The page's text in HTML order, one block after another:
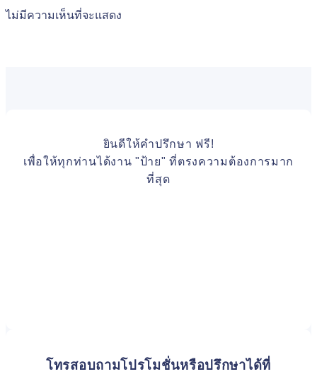
ไม่มีความเห็นที่จะแสดง
ยินดีให้คำปรึกษา ฟรี!
เพื่อให้ทุกท่านได้งาน "ป้าย" ที่ตรงความต้องการมาก
ที่สุด
โทรสอบถามโปรโมชั่นหรือปรึกษาได้ที่